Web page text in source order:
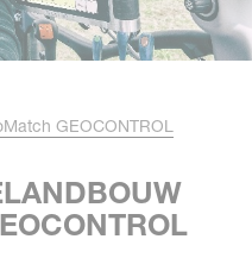
GEOCONTROL